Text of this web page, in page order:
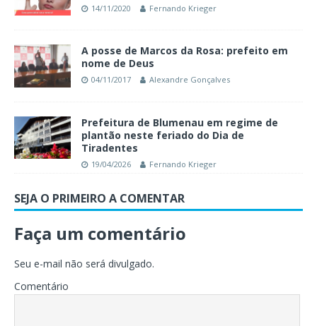
14/11/2020 Fernando Krieger
A posse de Marcos da Rosa: prefeito em
nome de Deus
04/11/2017 Alexandre Gonçalves
Prefeitura de Blumenau em regime de
plantão neste feriado do Dia de
Tiradentes
19/04/2026 Fernando Krieger
SEJA O PRIMEIRO A COMENTAR
Faça um comentário
Seu e-mail não será divulgado.
Comentário